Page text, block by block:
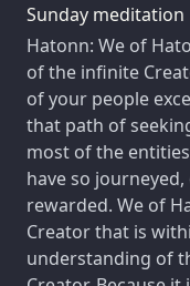
Sunday meditation
Hatonn: We of
of the infinite
of your people
that path of
most of the
have so
rewarded. We of
Creator that is
understanding of